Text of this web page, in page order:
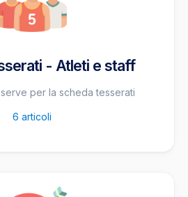
- Atleti e staff
per la scheda tesserati
6 articoli